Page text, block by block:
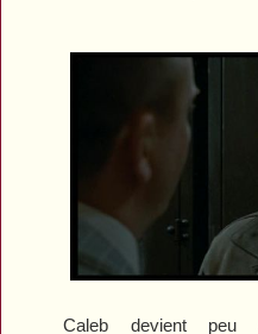
Caleb devient